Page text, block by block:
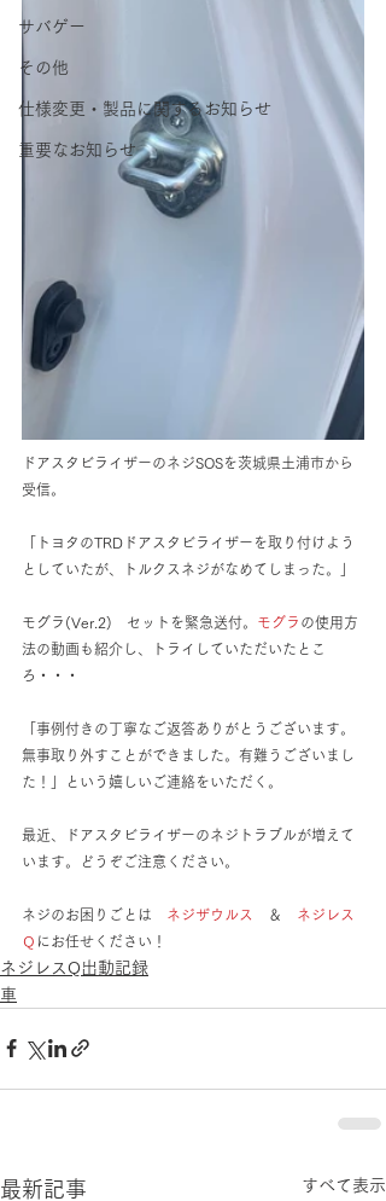
サバゲー
その他
仕様変更・製品に関するお知らせ
重要なお知らせ
ドアスタビライザーのネジSOSを茨城県土浦市から
受信。
「トヨタのTRDドアスタビライザーを取り付けよう
としていたが、トルクスネジがなめてしまった。」
モグラ(Ver.2)　セットを緊急送付。 モグラ の使用方
法の動画も紹介し、トライしていただいたとこ
ろ・・・
「事例付きの丁寧なご返答ありがとうございます。
無事取り外すことができました。有難うございまし
た！」という嬉しいご連絡をいただく。
最近、ドアスタビライザーのネジトラブルが増えて
います。どうぞご注意ください。
ネジのお困りごとは ネジザウルス ＆ ネジレス
Ｑ にお任せください！
ネジレスQ出動記録
車
最新記事 すべて表示